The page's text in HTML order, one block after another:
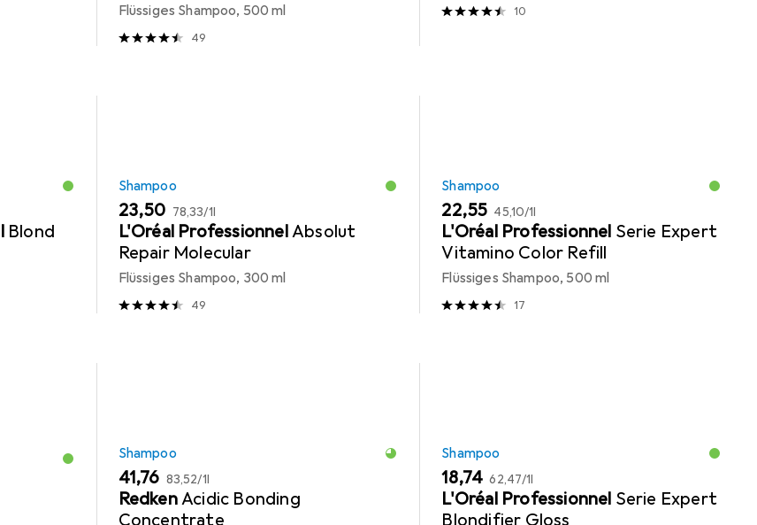
Flüssiges Shampoo, 500 ml
49
10
Blond
Shampoo
EUR
23,50 EUR
78,33/1l
L'Oréal ProfessionnelAbsolut
Repair Molecular
Flüssiges Shampoo, 300 ml
49
Shampoo
EUR
22,55 EUR
45,10/1l
L'Oréal Professionnel Serie Expert
Vitamino Color Refill
Flüssiges Shampoo, 500 ml
17
Shampoo
EUR
41,76 EUR
83,52/1l
RedkenAcidic Bonding
Concentrate
Shampoo
EUR
18,74 EUR
62,47/1l
L'Oréal Professionnel Serie Expert
Blondifier Gloss